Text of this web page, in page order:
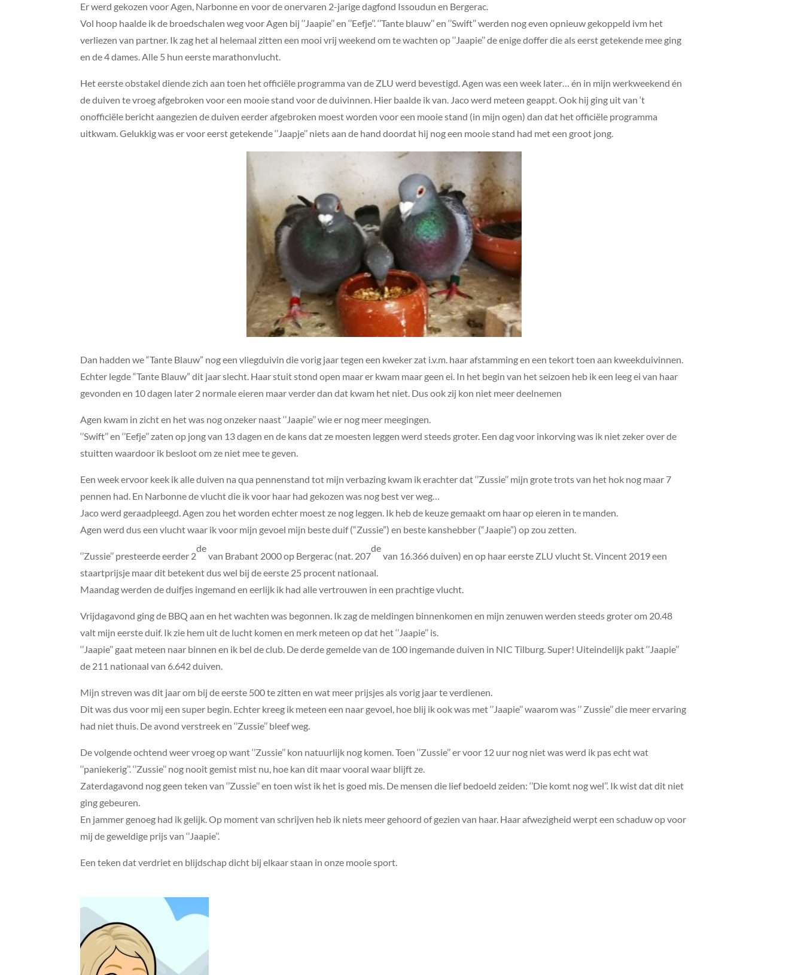
Er werd gekozen voor Agen, Narbonne en voor de onervaren 2-jarige dagfond Issoudun en Bergerac.
Vol hoop haalde ik de broedschalen weg voor Agen bij ‘’Jaapie’’ en ‘’Eefje’’. ‘’Tante blauw’’ en ‘’Swift’’ werden nog even opnieuw gekoppeld ivm het
verliezen van partner. Ik zag het al helemaal zitten een mooi vrij weekend om te wachten op ‘’Jaapie’’ de enige doffer die als eerst getekende mee ging
en de 4 dames. Alle 5 hun eerste marathonvlucht.
Het eerste obstakel diende zich aan toen het officiële programma van de ZLU werd bevestigd. Agen was een week later… én in mijn werkweekend én
de duiven te vroeg afgebroken voor een mooie stand voor de duivinnen. Hier baalde ik van. Jaco werd meteen geappt. Ook hij ging uit van ‘t
onofficiële bericht aangezien de duiven eerder afgebroken moest worden voor een mooie stand (in mijn ogen) dan dat het officiële programma
uitkwam. Gelukkig was er voor eerst getekende ‘’Jaapje’’ niets aan de hand doordat hij nog een mooie stand had met een groot jong.
Dan hadden we “Tante Blauw” nog een vliegduivin die vorig jaar tegen een kweker zat i.v.m. haar afstamming en een tekort toen aan kweekduivinnen.
Echter legde “Tante Blauw” dit jaar slecht. Haar stuit stond open maar er kwam maar geen ei. In het begin van het seizoen heb ik een leeg ei van haar
gevonden en 10 dagen later 2 normale eieren maar verder dan dat kwam het niet. Dus ook zij kon niet meer deelnemen
Agen kwam in zicht en het was nog onzeker naast ‘’Jaapie’’ wie er nog meer meegingen.
‘’Swift’’ en ‘’Eefje’’ zaten op jong van 13 dagen en de kans dat ze moesten leggen werd steeds groter. Een dag voor inkorving was ik niet zeker over de
stuitten waardoor ik besloot om ze niet mee te geven.
Een week ervoor keek ik alle duiven na qua pennenstand tot mijn verbazing kwam ik erachter dat ‘’Zussie’’ mijn grote trots van het hok nog maar 7
pennen had. En Narbonne de vlucht die ik voor haar had gekozen was nog best ver weg…
Jaco werd geraadpleegd. Agen zou het worden echter moest ze nog leggen. Ik heb de keuze gemaakt om haar op eieren in te manden.
Agen werd dus een vlucht waar ik voor mijn gevoel mijn beste duif (“Zussie”) en beste kanshebber (“Jaapie”) op zou zetten.
‘’Zussie’’ presteerde eerder 2
de
van Brabant 2000 op Bergerac (nat. 207
de
van 16.366 duiven) en op haar eerste ZLU vlucht St. Vincent 2019 een
staartprijsje maar dit betekent dus wel bij de eerste 25 procent nationaal.
Maandag werden de duifjes ingemand en eerlijk ik had alle vertrouwen in een prachtige vlucht.
Vrijdagavond ging de BBQ aan en het wachten was begonnen. Ik zag de meldingen binnenkomen en mijn zenuwen werden steeds groter om 20.48
valt mijn eerste duif. Ik zie hem uit de lucht komen en merk meteen op dat het ‘’Jaapie’’ is.
‘’Jaapie’’ gaat meteen naar binnen en ik bel de club. De derde gemelde van de 100 ingemande duiven in NIC Tilburg. Super! Uiteindelijk pakt ‘’Jaapie’’
de 211 nationaal van 6.642 duiven.
Mijn streven was dit jaar om bij de eerste 500 te zitten en wat meer prijsjes als vorig jaar te verdienen.
Dit was dus voor mij een super begin. Echter kreeg ik meteen een naar gevoel, hoe blij ik ook was met ‘’Jaapie’’ waarom was ‘’ Zussie’’ die meer ervaring
had niet thuis. De avond verstreek en ‘’Zussie’’ bleef weg.
De volgende ochtend weer vroeg op want ‘’Zussie’’ kon natuurlijk nog komen. Toen ‘’Zussie’’ er voor 12 uur nog niet was werd ik pas echt wat
‘’paniekerig’’. ‘’Zussie’’ nog nooit gemist mist nu, hoe kan dit maar vooral waar blijft ze.
Zaterdagavond nog geen teken van ‘’Zussie’’ en toen wist ik het is goed mis. De mensen die lief bedoeld zeiden: ‘’Die komt nog wel’’. Ik wist dat dit niet
ging gebeuren.
En jammer genoeg had ik gelijk. Op moment van schrijven heb ik niets meer gehoord of gezien van haar. Haar afwezigheid werpt een schaduw op voor
mij de geweldige prijs van ‘’Jaapie’’.
Een teken dat verdriet en blijdschap dicht bij elkaar staan in onze mooie sport.